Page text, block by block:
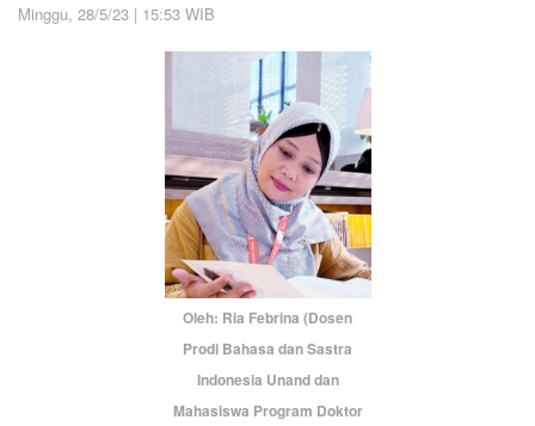
Minggu, 28/5/23 | 15:53 WIB
Oleh: Ria Febrina (Dosen
Prodi Bahasa dan Sastra
Indonesia Unand dan
Mahasiswa Program Doktor